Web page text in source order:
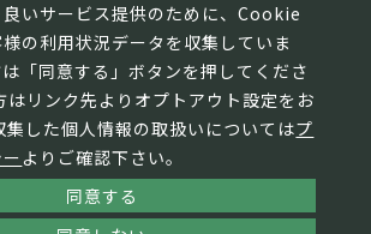
いサービス提供のために、Cookie
の利用状況データを収集していま
「同意する」ボタンを押してくださ
はリンク先よりオプトアウト設定をお
集した個人情報の取扱いについてはプ
よりご確認下さい。
同意する
© TERAMOTO All Rights Reserved.